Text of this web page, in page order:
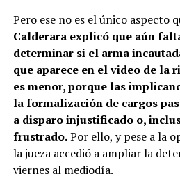
Pero ese no es el único aspecto
Calderara explicó que aún
determinar si el arma
que aparece en el video de la
es menor, porque las
la formalización de cargos
a disparo injustificado o,
frustrado.Por ello, y pese a la
la jueza accedió a ampliar la
viernes al mediodía.